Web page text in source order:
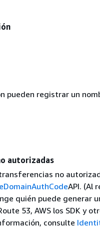
pueden registrar un
autorizadas
no
API. (Al
quién puede generar
53, AWS los SDK y
consulte